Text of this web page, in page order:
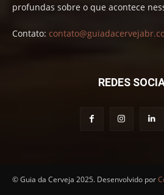
profundas sobre o que acontece
Contato:
REDES
© Guia da Cerveja 2025. Desenvolvido por